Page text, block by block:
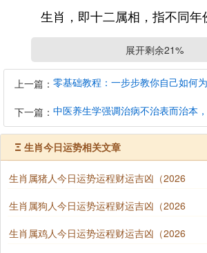
生肖，即十二属相，指不同年
先天不同的属相命运，十二年一个轮
属相的先天命运，随着日月轮回的变
不一样，此为“运”也，所谓“命运”，
后天的运程。
十二生肖每日运势在线查询，
生相克、生肖地支之间相刑相冲以
析十二属相的每日运势，旨在为您
参考。此外，我们结合生肖运势，
议。"
展开剩余21%
上一篇： 零基础教程：一步步教你自己如何
下一篇：
Ξ 生肖今日运势相关文章
生肖属猪人今日运势运程财运吉凶（2026
生肖属狗人今日运势运程财运吉凶（2026
生肖属鸡人今日运势运程财运吉凶（2026